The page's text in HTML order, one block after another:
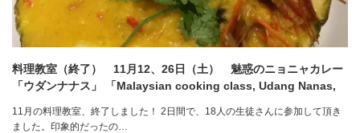
料理教室（終了） 11月12、26日（土） 魅惑のニョニャカレー
「ウダンナナス」 「Malaysian cooking class, Udang Nanas,
11月の料理教室、終了しました！ 2日間で、18人の生徒さんに参加して頂き
ました。印象的だったの…